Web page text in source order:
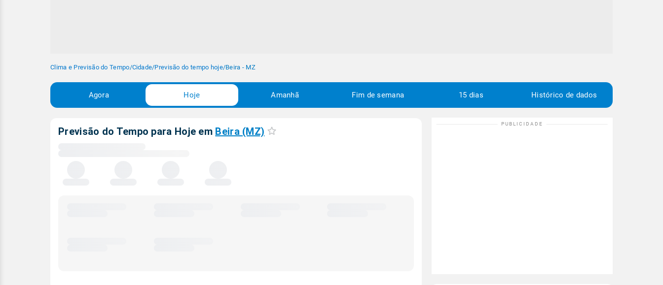
Clima e Previsão do Tempo/Cidade/Previsão do tempo hoje/Beira - MZ
Agora Hoje Amanhã Fim de semana 15 dias Histórico de dados
Previsão do Tempo para Hoje em Beira (MZ)